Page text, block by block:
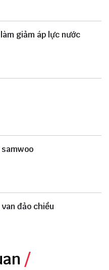
giảm áp lực nước
đảo chiều